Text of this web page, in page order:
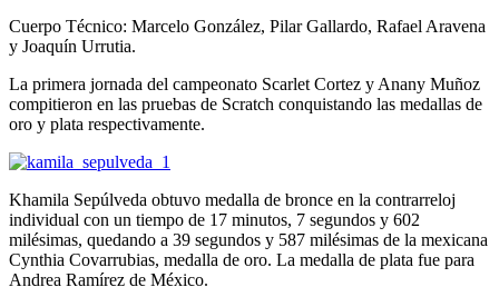
Cuerpo Técnico: Marcelo González, Pilar Gallardo, Rafael Aravena
y Joaquín Urrutia.
La primera jornada del campeonato Scarlet Cortez y Anany Muñoz
compitieron en las pruebas de Scratch conquistando las medallas de
oro y plata respectivamente.
Khamila Sepúlveda obtuvo medalla de bronce en la contrarreloj
individual con un tiempo de 17 minutos, 7 segundos y 602
milésimas, quedando a 39 segundos y 587 milésimas de la mexicana
Cynthia Covarrubias, medalla de oro. La medalla de plata fue para
Andrea Ramírez de México.